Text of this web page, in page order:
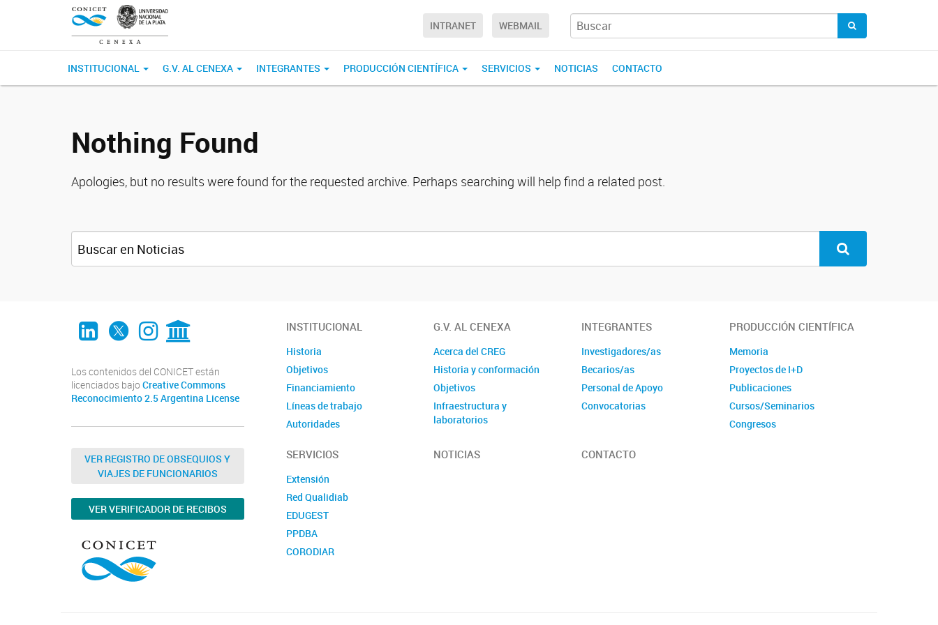
INTRANET WEBMAIL
INSTITUCIONAL G.V. AL CENEXA INTEGRANTES PRODUCCIÓN CIENTÍFICA SERVICIOS NOTICIAS CONTACTO
Nothing Found
Apologies, but no results were found for the requested archive. Perhaps searching will help find a related post.
LinkedIn
Twitter
Instagram
CONICET Digital
Los contenidos del CONICET están
licenciados bajo Creative Commons
Reconocimiento 2.5 Argentina License
VER REGISTRO DE OBSEQUIOS Y
VIAJES DE FUNCIONARIOS
VER VERIFICADOR DE RECIBOS
INSTITUCIONAL
Historia
Objetivos
Financiamiento
Líneas de trabajo
Autoridades
G.V. AL CENEXA
Acerca del CREG
Historia y conformación
Objetivos
Infraestructura y
laboratorios
INTEGRANTES
Investigadores/as
Becarios/as
Personal de Apoyo
Convocatorias
PRODUCCIÓN CIENTÍFICA
Memoria
Proyectos de I+D
Publicaciones
Cursos/Seminarios
Congresos
SERVICIOS
Extensión
Red Qualidiab
EDUGEST
PPDBA
CORODIAR
NOTICIAS CONTACTO